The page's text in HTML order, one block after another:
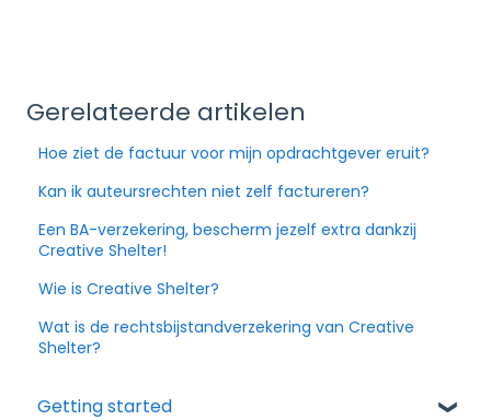
Gerelateerde artikelen
Hoe ziet de factuur voor mijn opdrachtgever eruit?
Kan ik auteursrechten niet zelf factureren?
Een BA-verzekering, bescherm jezelf extra dankzij
Creative Shelter!
Wie is Creative Shelter?
Wat is de rechtsbijstandverzekering van Creative
Shelter?
Getting started